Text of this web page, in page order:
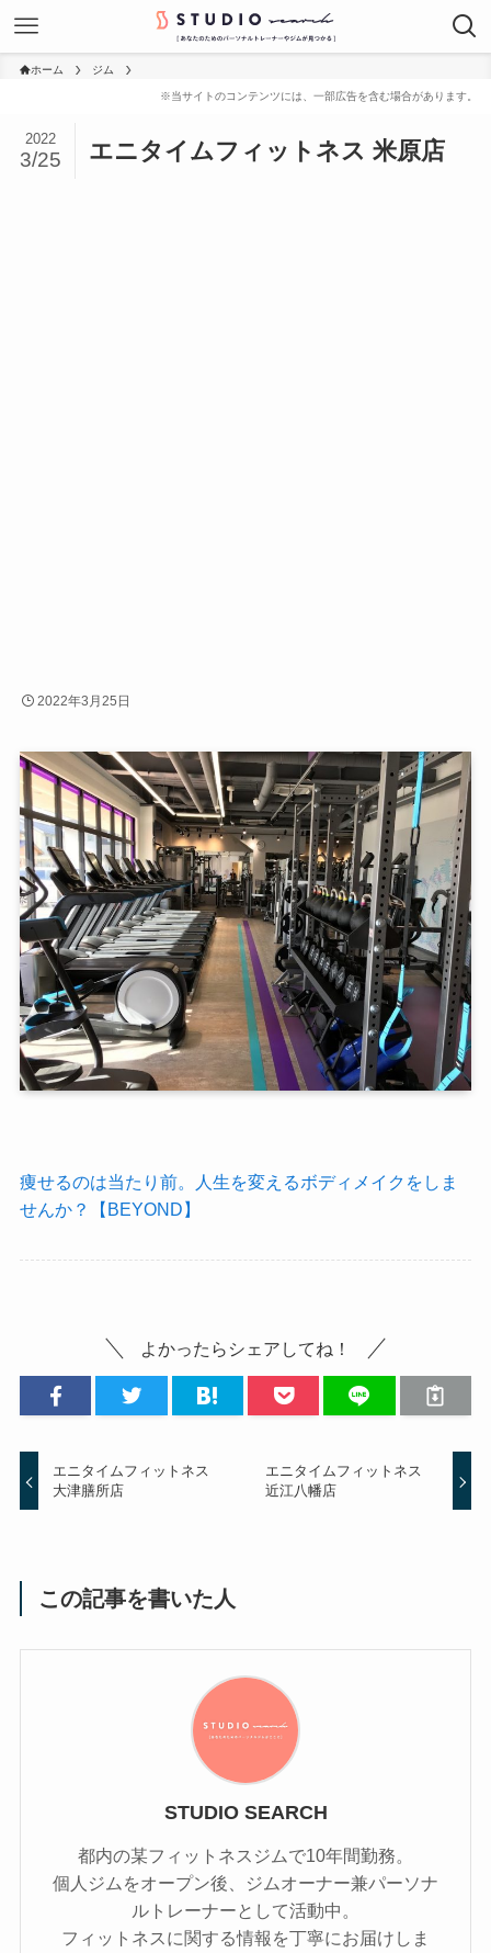
ホーム ジム
エニタイムフィットネス 米原店
2022
3/25
2022年3月25日
痩せるのは当たり前。人生を変えるボディメイクをしま
せんか？【BEYOND】
よかったらシェアしてね！
エニタイムフィットネス
大津膳所店
エニタイムフィットネス
近江八幡店
この記事を書いた人
STUDIO SEARCH
都内の某フィットネスジムで10年間勤務。
個人ジムをオープン後、ジムオーナー兼パーソナ
ルトレーナーとして活動中。
フィットネスに関する情報を丁寧にお届けしま